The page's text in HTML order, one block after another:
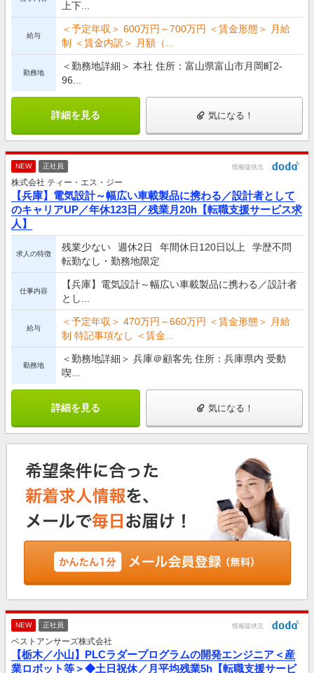
上下...
給与
＜予定年収＞ 600万円～700万円 ＜賃金形態＞ 月給
制 ＜賃金内訳＞ 月額（...
勤務地
＜勤務地詳細＞ 本社 住所：富山県富山市月岡町2-
96...
詳細を見る 気になる！
NEW 正社員 情報提供元
株式会社 ティー・エス・ジー
【兵庫】電気設計～幅広い車載製品に携わる／設計者として
のキャリアUP／年休123日／残業月20h【転職支援サービス求
人】
求人の特徴
残業少ない 週休2日 年間休日120日以上
学歴不問
転勤なし・勤務地限定
仕事内容
【兵庫】電気設計～幅広い車載製品に携わる／設計者
とし...
給与
＜予定年収＞ 470万円～660万円 ＜賃金形態＞ 月給
制 特記事項なし ＜賃金...
勤務地
＜勤務地詳細＞ 兵庫＠顧客先 住所：兵庫県内 受動
喫...
詳細を見る 気になる！
NEW 正社員 情報提供元
ベストアンサーズ株式会社
【栃木／小山】PLCラダープログラムの開発エンジニア＜産
業ロボット等＞◆土日祝休／月平均残業5h【転職支援サービ